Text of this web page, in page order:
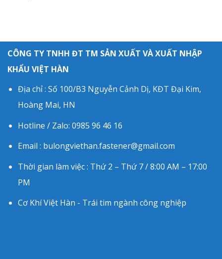
CÔNG TY TNHH ĐT TM SẢN XUẤT VÀ XUẤT NHẬP
KHẨU VIỆT HÀN
Địa chỉ : Số 100/B3 Nguyễn Cảnh Dị, KĐT Đại Kim,
Hoàng Mai, HN
Hotline / Zalo: 0985 96 46 16
Email : bulongviethan.fastener@gmail.com
Thời gian làm việc : Thứ 2 – Thứ 7 / 8:00 AM – 17:00
PM
Cơ Khí Việt Hàn - Trái tim ngành công nghiệp